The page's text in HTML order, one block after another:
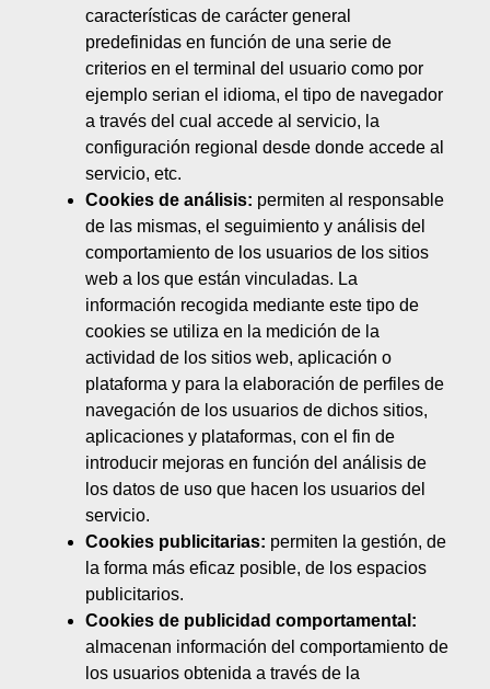
características de carácter general
predefinidas en función de una serie de
criterios en el terminal del usuario como por
ejemplo serian el idioma, el tipo de navegador
a través del cual accede al servicio, la
configuración regional desde donde accede al
servicio, etc.
Cookies de análisis: permiten al responsable
de las mismas, el seguimiento y análisis del
comportamiento de los usuarios de los sitios
web a los que están vinculadas. La
información recogida mediante este tipo de
cookies se utiliza en la medición de la
actividad de los sitios web, aplicación o
plataforma y para la elaboración de perfiles de
navegación de los usuarios de dichos sitios,
aplicaciones y plataformas, con el fin de
introducir mejoras en función del análisis de
los datos de uso que hacen los usuarios del
servicio.
Cookies publicitarias: permiten la gestión, de
la forma más eficaz posible, de los espacios
publicitarios.
Cookies de publicidad comportamental:
almacenan información del comportamiento de
los usuarios obtenida a través de la